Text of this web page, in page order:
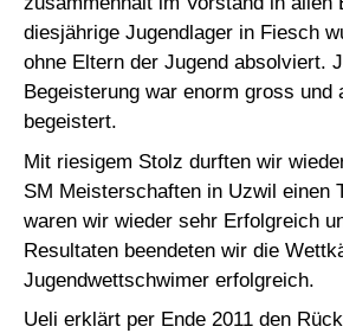
diesjährige Jugendlager in Fiesch
ohne Eltern der Jugend absolviert.
Begeisterung war enorm gross und
begeistert.
Mit riesigem Stolz durften wir
SM Meisterschaften in Uzwil einen
waren wir wieder sehr Erfolgreich
Resultaten beendeten wir die
Jugendwettschwimer erfolgreich.
Ueli erklärt per Ende 2011 den